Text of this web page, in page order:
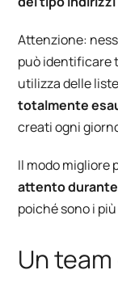
Attenzione:
può identificare
utilizza delle
totalmente
creati ogni
Il modo migliore
attento
poiché sono i
Un